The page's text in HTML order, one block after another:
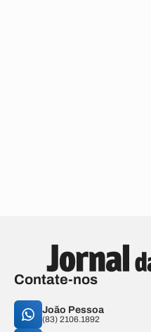
Contate-nos
João Pessoa
(83) 2106.1892